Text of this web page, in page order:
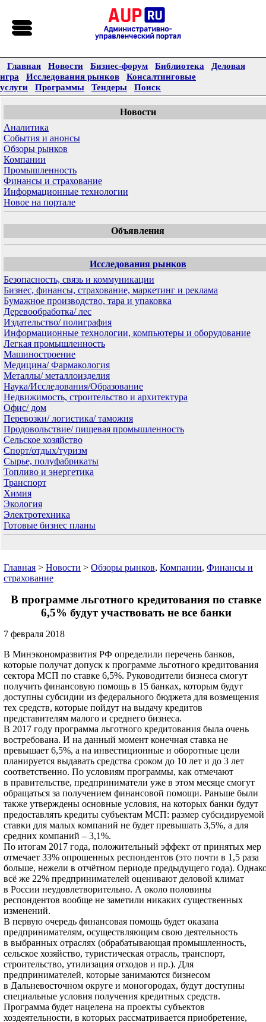
Главная Новости Бизнес-форум Библиотека
Деловая
игра
Исследования рынков
Консалтинговые
услуги
Программы Тендеры Поиск
Новости
Аналитика
События и анонсы
Обзоры рынков
Компании
Промышленность
Финансы и страхование
Информационные технологии
Новое на портале
Объявления
Исследования рынков
Безопасность, связь и коммуникации
Бизнес, финансы, страхование, маркетинг и реклама
Бумажное производство, тара и упаковка
Деревообработка/ лес
Издательство/ полиграфия
Информационные технологии, компьютеры и оборудование
Легкая промышленность
Машиностроение
Медицина/ Фармакология
Металлы/ металлоизделия
Наука/Исследования/Образование
Недвижимость, строительство и архитектура
Офис/ дом
Перевозки/ логистика/ таможня
Продовольствие/ пищевая промышленность
Сельское хозяйство
Спорт/отдых/туризм
Сырье, полуфабрикаты
Топливо и энергетика
Транспорт
Химия
Экология
Электротехника
Готовые бизнес планы
Главная > Новости > Обзоры рынков, Компании, Финансы и
страхование
В программе льготного кредитования по ставке
6,5% будут участвовать не все банки
7 февраля 2018
В Минэкономразвития РФ определили перечень банков,
которые получат допуск к программе льготного кредитования
сектора МСП по ставке 6,5%. Руководители бизнеса смогут
получить финансовую помощь в 15 банках, которым будут
доступны субсидии из федерального бюджета для возмещения
тех средств, которые пойдут на выдачу кредитов
представителям малого и среднего бизнеса.
В 2017 году программа льготного кредитования была очень
востребована. И на данный момент конечная ставка не
превышает 6,5%, а на инвестиционные и оборотные цели
планируется выдавать средства сроком до 10 лет и до 3 лет
соответственно. По условиям программы, как отмечают
в правительстве, предприниматели уже в этом месяце смогут
обращаться за получением финансовой помощи. Раньше были
также утверждены основные условия, на которых банки будут
предоставлять кредиты субъектам МСП: размер субсидируемой
ставки для малых компаний не будет превышать 3,5%, а для
средних компаний – 3,1%.
По итогам 2017 года, положительный эффект от принятых мер
отмечает 33% опрошенных респондентов (это почти в 1,5 раза
больше, нежели в отчётном периоде предыдущего года).
всё же 22% предпринимателей оценивают деловой климат
в России неудовлетворительно. А около половины
респондентов вообще не заметили никаких существенных
изменений.
В первую очередь финансовая помощь будет оказана
предпринимателям, осуществляющим свою деятельность
в выбранных отраслях (обрабатывающая промышленность,
сельское хозяйство, туристическая отрасль, транспорт,
строительство, утилизация отходов и пр.). Для
предпринимателей, которые занимаются бизнесом
в Дальневосточном округе и моногородах, будут доступны
специальные условия получения кредитных средств.
Программа будет нацелена на проекты субъектов
хоздеятельности, в которых рассматривается приобретение,